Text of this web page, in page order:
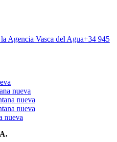
Agencia Vasca del Agua+34 945
nueva
nueva
nueva
nueva